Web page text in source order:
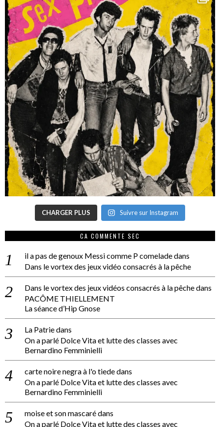
CHARGER PLUS Suivre sur Instagram
CA COMMENTE SEC
il a pas de genoux Messi comme P comeladedans
Dans le vortex des jeux vidéo consacrés à la pêche
Dans le vortex des jeux vidéos consacrés à la pêchedans
PACÔME THIELLEMENT
La séance d’Hip Gnose
La Patriedans
On a parlé Dolce Vita et lutte des classes avec
Bernardino Femminielli
carte noire negra à l'o tiededans
On a parlé Dolce Vita et lutte des classes avec
Bernardino Femminielli
moise et son mascarédans
On a parlé Dolce Vita et lutte des classes avec